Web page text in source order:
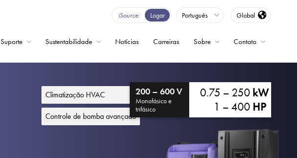
iSource Logar Português Global
Suporte Sustentabilidade Notícias Carreiras Sobre Contato
Climatização HVAC
Controle de bomba avançado
200 – 600 V
Monofásico e
trifásico
0.75 – 250 kW
1 – 400 HP
Inversores de frequência variável
Sustentabilidade